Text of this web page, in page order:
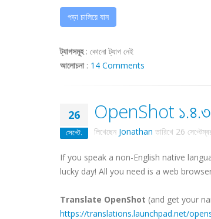
পড়া চালিয়ে যান
ট্যাগসমূহ: কোনো ট্যাগ নেই
আলোচনা: 14 Comments
26
সেপ্টে.
OpenShot ১.৪.৩
লিখেছেন Jonathan তারিখে 26
If you speak a non-English native
lucky day! All you need is a web
Translate OpenShot (and get your
https://translations.launchpad.net/